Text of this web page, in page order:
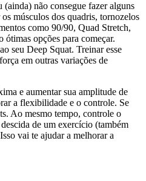
(ainda) não consegue fazer alguns
músculos dos quadris, tornozelos
como 90/90, Quad Stretch,
ótimas opções para começar.
seu Deep Squat. Treinar esse
em outras variações de
e aumentar sua amplitude de
a flexibilidade e o controle. Se
Ao mesmo tempo, controle o
de um exercício (também
vai te ajudar a melhorar a